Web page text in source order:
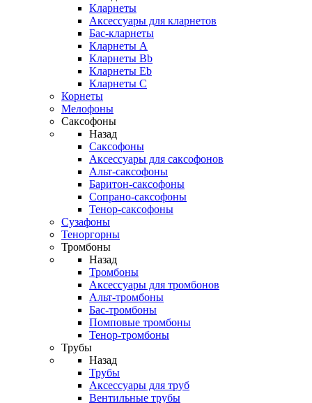
Кларнеты
Аксессуары для кларнетов
Бас-кларнеты
Кларнеты A
Кларнеты Bb
Кларнеты Eb
Кларнеты С
Корнеты
Мелофоны
Саксофоны
Назад
Саксофоны
Аксессуары для саксофонов
Альт-саксофоны
Баритон-саксофоны
Сопрано-саксофоны
Тенор-саксофоны
Сузафоны
Теноргорны
Тромбоны
Назад
Тромбоны
Аксессуары для тромбонов
Альт-тромбоны
Бас-тромбоны
Помповые тромбоны
Тенор-тромбоны
Трубы
Назад
Трубы
Аксессуары для труб
Вентильные трубы